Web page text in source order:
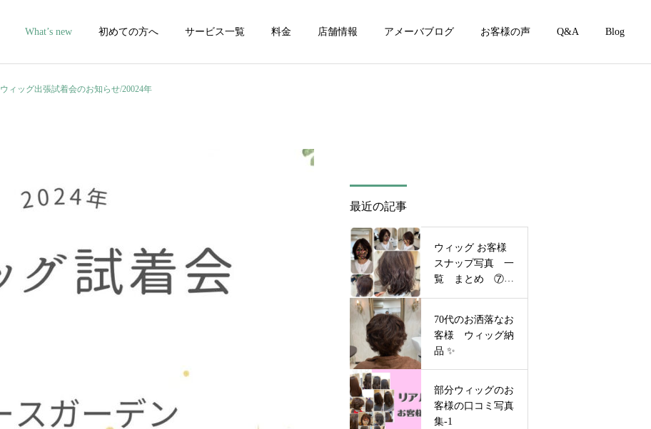
What’s new 初めての方へ サービス一覧 料金 店舗情報 アメーバブログ お客様の声 Q&A Blog
ウィッグ出張試着会のお知らせ/20024年
最近の記事
ウィッグ お客様
スナップ写真 一
覧 まとめ ⑦
70代のお洒落なお
客様 ウィッグ納
品 ✨
部分ウィッグのお
客様の口コミ写真
集-1